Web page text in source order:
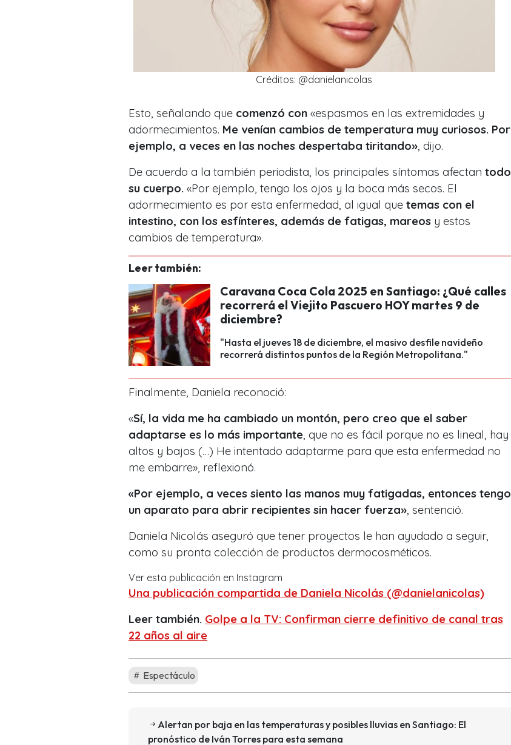
Créditos: @danielanicolas
Esto, señalando que comenzó con «espasmos en las extremidades y
adormecimientos. Me venían cambios de temperatura muy curiosos. Por
ejemplo, a veces en las noches despertaba tiritando» , dijo.
De acuerdo a la también periodista, los principales síntomas afectan todo
su cuerpo. «Por ejemplo, tengo los ojos y la boca más secos. El
adormecimiento es por esta enfermedad, al igual que temas con el
intestino, con los esfínteres, además de fatigas, mareos y estos
cambios de temperatura».
Leer también:
Caravana Coca Cola 2025 en Santiago: ¿Qué calles
recorrerá el Viejito Pascuero HOY martes 9 de
diciembre?
"Hasta el jueves 18 de diciembre, el masivo desfile navideño
recorrerá distintos puntos de la Región Metropolitana."
Finalmente, Daniela reconoció:
«Sí, la vida me ha cambiado un montón, pero creo que el saber
adaptarse es lo más importante , que no es fácil porque no es lineal, hay
altos y bajos (…) He intentado adaptarme para que esta enfermedad no
me embarre», reflexionó.
«Por ejemplo, a veces siento las manos muy fatigadas, entonces tengo
un aparato para abrir recipientes sin hacer fuerza» , sentenció.
Daniela Nicolás aseguró que tener proyectos le han ayudado a seguir,
como su pronta colección de productos dermocosméticos.
Ver esta publicación en Instagram
Una publicación compartida de Daniela Nicolás (@danielanicolas)
Leer también. Golpe a la TV: Confirman cierre definitivo de canal tras
22 años al aire
Espectáculo
Alertan por baja en las temperaturas y posibles lluvias en Santiago: El
pronóstico de Iván Torres para esta semana